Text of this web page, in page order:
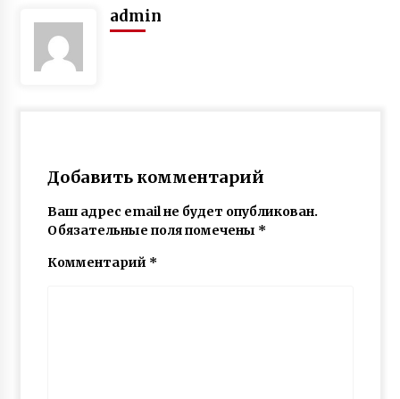
admin
Добавить комментарий
Ваш адрес email не будет опубликован.
Обязательные поля помечены *
Комментарий *